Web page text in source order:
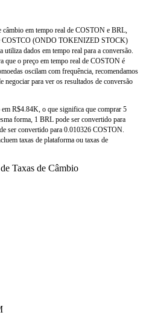
em tempo real de COSTON e BRL,
COSTCO (ONDO TOKENIZED STOCK)
dados em tempo real para a conversão.
que o preço em tempo real de COSTON é
oscilam com frequência, recomendamos
negociar para ver os resultados de conversão
R$4.84K, o que significa que comprar 5
forma, 1 BRL pode ser convertido para
ser convertido para 0.010326 COSTON.
taxas de plataforma ou taxas de
Taxas de Câmbio